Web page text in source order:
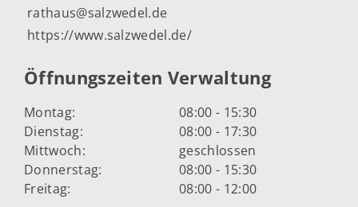
rathaus@salzwedel.de
https://www.salzwedel.de/
Öffnungszeiten Verwaltung
Montag:
08:00 - 15:30
Dienstag:
08:00 - 17:30
Mittwoch:
geschlossen
Donnerstag:
08:00 - 15:30
Freitag:
08:00 - 12:00